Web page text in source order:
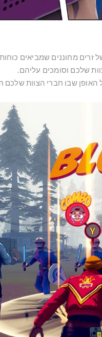
מחוננים שמביאים
שלכם וסומכים עליהם.
שבו חברי הצוות שלכם